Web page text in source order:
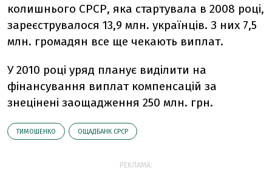
колишнього СРСР, яка стартувала в 2008 році,
зареєструвалося 13,9 млн. українців. З них 7,5
млн. громадян все ще чекають виплат.
У 2010 році уряд планує виділити на
фінансування виплат компенсацій за
знецінені заощадження 250 млн. грн.
ТИМОШЕНКО ОЩАДБАНК СРСР
РЕКЛАМА: